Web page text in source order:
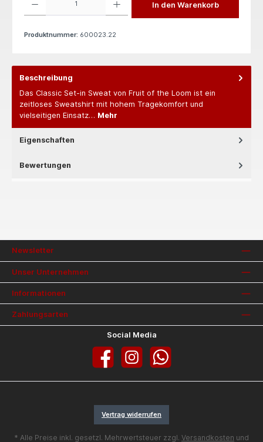
In den Warenkorb
Produktnummer: 600023.22
Beschreibung
Das Classic Set-in Sweat von Fruit of the Loom ist ein
zeitloses Sweatshirt mit hohem Tragekomfort und
vielseitigen Einsatz… Mehr
Eigenschaften
Bewertungen
Newsletter
Unser Unternehmen
Informationen
Zahlungsarten
Social Media
Facebook InstagramWhatsApp
Vertrag widerrufen
* Alle Preise inkl. gesetzl. Mehrwertsteuer zzgl. Versandkosten und